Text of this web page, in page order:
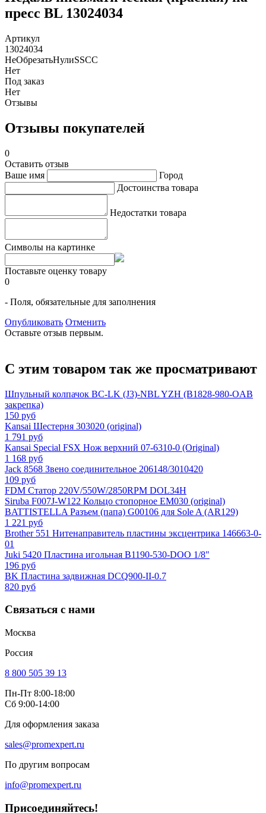
пресс BL 13024034
Артикул
13024034
НеОбрезатьНулиSSCC
Нет
Под заказ
Нет
Отзывы
Отзывы покупателей
0
Оставить отзыв
Ваше имя
Город
Достоинства товара
Недостатки товара
Символы на картинке
Поставьте оценку товару
0
- Поля, обязательные для заполнения
Опубликовать Отменить
Оставьте отзыв первым.
С этим товаром так же просматривают
Шпульный колпачок BC-LK (J3)-NBL YZH (B1828-980-OAB
закрепка)
150 руб
Kansai Шестерня 303020 (original)
1 791 руб
Kansai Special FSX Нож верхний 07-6310-0 (Original)
1 168 руб
Jack 8568 Звено соединительное 206148/3010420
109 руб
FDM Статор 220V/550W/2850RPM DOL34H
Siruba F007J-W122 Кольцо стопорное EM030 (original)
BATTISTELLA Разъем (папа) G00106 для Sole A (AR129)
1 221 руб
Brother 551 Нитенаправитель пластины эксцентрика 146663-0-
01
Juki 5420 Пластина игольная B1190-530-DOO 1/8"
196 руб
BK Пластина задвижная DCQ900-II-0.7
820 руб
Связаться с нами
Москва
Россия
8 800 505 39 13
Пн-Пт 8:00-18:00
Сб 9:00-14:00
Для оформления заказа
sales@promexpert.ru
По другим вопросам
info@promexpert.ru
Присоединяйтесь!